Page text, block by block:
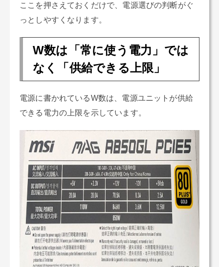
ここを押さえておくだけで、電源選びの判断がぐ
っとしやすくなります。
W数は「常に使う電力」では
なく「供給できる上限」
電源に書かれているW数は、電源ユニットが供給
できる電力の上限を示しています。